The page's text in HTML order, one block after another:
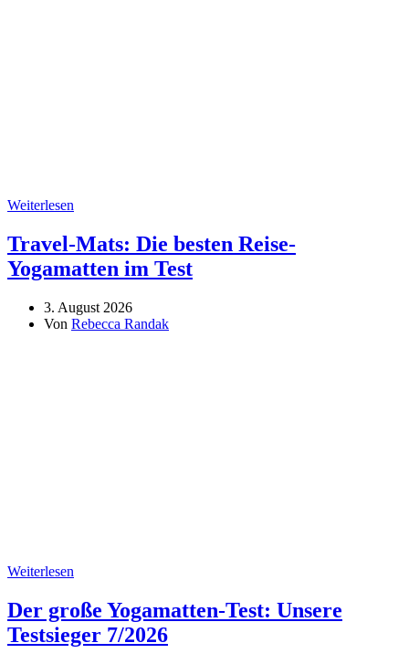
Weiterlesen
Travel-Mats: Die besten Reise-
Yogamatten im Test
3. August 2026
Von Rebecca Randak
Weiterlesen
Der große Yogamatten-Test: Unsere
Testsieger 7/2026